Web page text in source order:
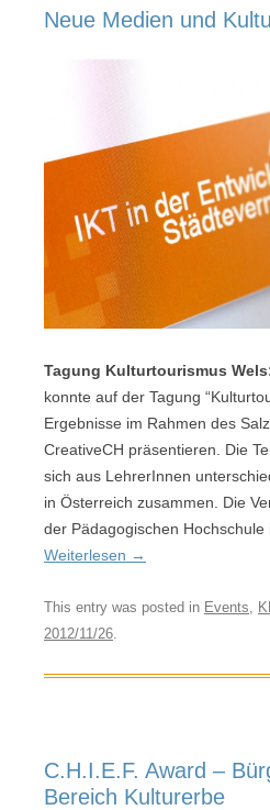
Neue Medien und
Tagung Kulturtourismus
konnte auf der Tagung
Ergebnisse im Rahmen des
CreativeCH präsentieren. Die
sich aus LehrerInnen
in Österreich zusammen. Die
der Pädagogischen Hochschule
Weiterlesen →
This entry was posted in Events,
2012/11/26.
C.H.I.E.F. Award –
Bereich Kulturerbe